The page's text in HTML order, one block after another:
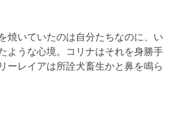
焼いていたのは自分たちなのに、い
ような心境。コリナはそれを身勝手
ーレイアは所詮犬畜生かと鼻を鳴ら